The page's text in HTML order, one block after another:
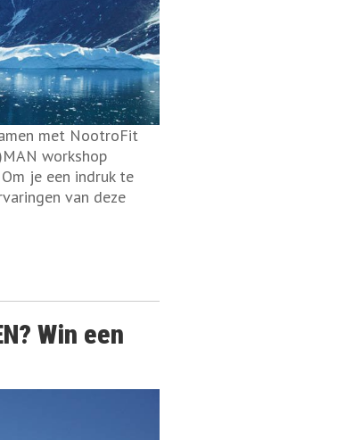
met NootroFit
workshop
je een indruk te
van deze
Win een